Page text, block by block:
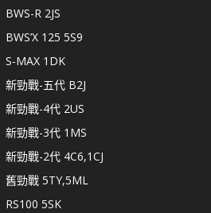
BWS-R 2JS
BWS’X 125 5S9
S-MAX 1DK
新勁戰-五代 B2J
新勁戰-4代 2US
新勁戰-3代 1MS
新勁戰-2代 4C6,1CJ
舊勁戰 5TY,5ML
RS100 5SK